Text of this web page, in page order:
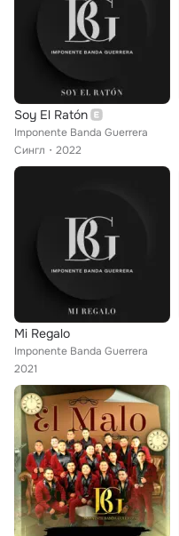
Soy El Ratón
Imponente Banda Guerrera
Сингл
2022
Mi Regalo
Imponente Banda Guerrera
2021